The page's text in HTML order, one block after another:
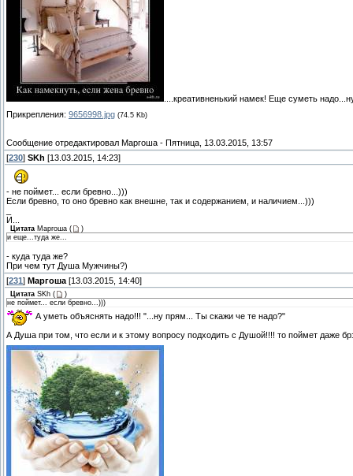
....креативненький намек! Еще суметь
Прикрепления: 9656998.jpg (74.5 Kb)
Сообщение отредактировал Маргоша - Пятница, 13.03.2015, 13:57
[230] SKh [13.03.2015, 14:23]
- не поймет... если бревно...)))
Если бревно, то оно бревно как внешне, так и содержанием, и наличием...)))
И...
Цитата Маргоша (
)
и еще...туда же...
- куда туда же?
При чем тут Душа Мужчины?)
[231 ] Маргоша [13.03.2015, 14:40]
Цитата SKh (
)
не поймет... если бревно...)))
А уметь объяснять надо!!! "...ну прям... Ты скажи че те надо?"
А Душа при том, что если и к этому вопросу подходить с Душой!!!! то поймет даже